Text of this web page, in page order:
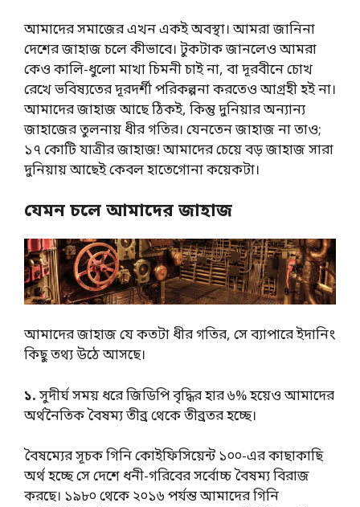
আমাদের সমাজের এখন একই অবস্থা। আমরা জানিনা
দেশের জাহাজ চলে কীভাবে। টুকটাক জানলেও আমরা
কেও কালি-ধুলো মাখা চিমনী চাই না, বা দূরবীনে চোখ
রেখে ভবিষ্যতের দূরদর্শী পরিকল্পনা করতেও আগ্রহী হই না।
আমাদের জাহাজ আছে ঠিকই, কিন্তু দুনিয়ার অন্যান্য
জাহাজের তুলনায় ধীর গতির। যেনতেন জাহাজ না তাও;
১৭ কোটি যাত্রীর জাহাজ! আমাদের চেয়ে বড় জাহাজ সারা
দুনিয়ায় আছেই কেবল হাতেগোনা কয়েকটা।
যেমন চলে আমাদের জাহাজ
আমাদের জাহাজ যে কতটা ধীর গতির, সে ব্যাপারে ইদানিং
কিছু তথ্য উঠে আসছে।
১. সুদীর্ঘ সময় ধরে জিডিপি বৃদ্ধির হার ৬% হয়েও আমাদের
অর্থনৈতিক বৈষম্য তীব্র থেকে তীব্রতর হচ্ছে।
বৈষম্যের সূচক গিনি কোইফিসিয়েন্ট ১০০-এর কাছাকাছি
অর্থ হচ্ছে সে দেশে ধনী-গরিবের সর্বোচ্চ বৈষম্য বিরাজ
করছে। ১৯৮০ থেকে ২০১৬ পর্যন্ত আমাদের গিনি